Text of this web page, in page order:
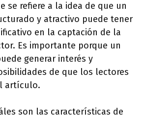
se refiere a la idea de que un
y atractivo puede tener
en la captación de la
Es importante porque un
generar interés y
de que los lectores
artículo.
son las características de